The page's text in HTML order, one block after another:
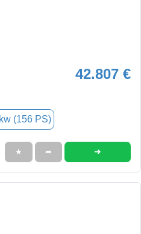
42.807 €
(156 PS)
★ ➦ ➜